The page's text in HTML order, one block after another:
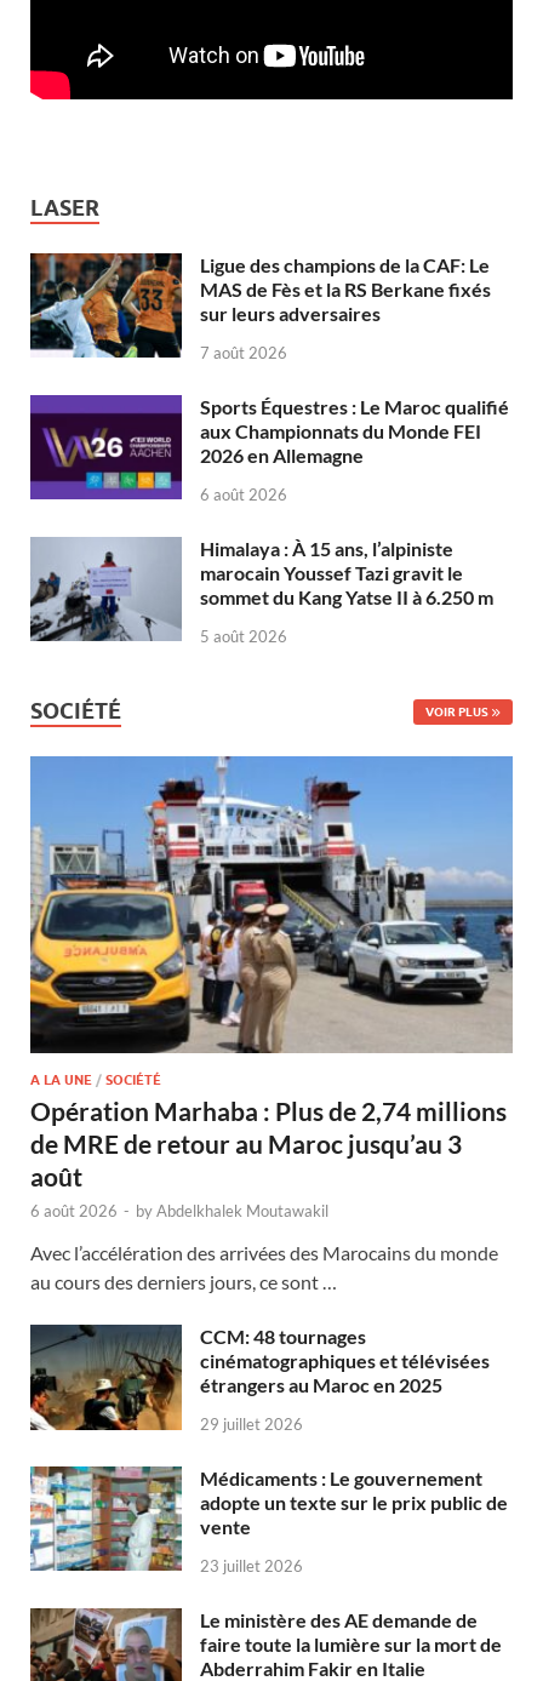
LASER
Ligue des champions de la CAF: Le
MAS de Fès et la RS Berkane fixés
sur leurs adversaires
7 août 2026
Sports Équestres : Le Maroc qualifié
aux Championnats du Monde FEI
2026 en Allemagne
6 août 2026
Himalaya : À 15 ans, l’alpiniste
marocain Youssef Tazi gravit le
sommet du Kang Yatse II à 6.250 m
5 août 2026
SOCIÉTÉ VOIR PLUS
A LA UNE / SOCIÉTÉ
Opération Marhaba : Plus de 2,74 millions
de MRE de retour au Maroc jusqu’au 3
août
6 août 2026 - byAbdelkhalek Moutawakil
Avec l’accélération des arrivées des Marocains du monde
au cours des derniers jours, ce sont …
CCM: 48 tournages
cinématographiques et télévisées
étrangers au Maroc en 2025
29 juillet 2026
Médicaments : Le gouvernement
adopte un texte sur le prix public de
vente
23 juillet 2026
Le ministère des AE demande de
faire toute la lumière sur la mort de
Abderrahim Fakir en Italie